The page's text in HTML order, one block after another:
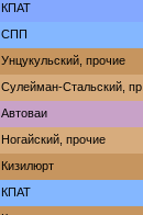
КПАТ
СПП
Унцукульский, прочие
Сулейман-Стальский, пр.
Автоваи
Ногайский, прочие
Кизилюрт
КПАТ